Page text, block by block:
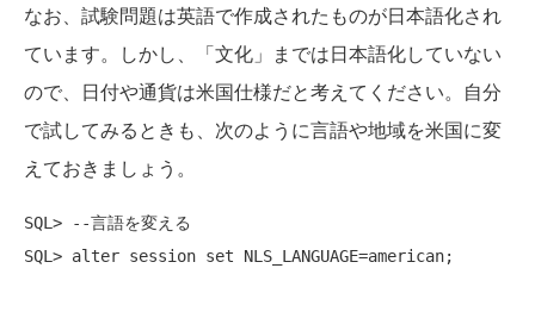
なお、試験問題は英語で作成されたものが日本語化され
ています。しかし、「文化」までは日本語化していない
ので、日付や通貨は米国仕様だと考えてください。自分
で試してみるときも、次のように言語や地域を米国に変
えておきましょう。
SQL> --言語を変える
SQL> alter session set NLS_LANGUAGE=american;